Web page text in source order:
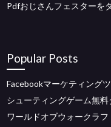
Pdfおじさんフェスターを
Popular Posts
Facebookマーケティング
シューティングゲーム無
ワールドオブウォークラ